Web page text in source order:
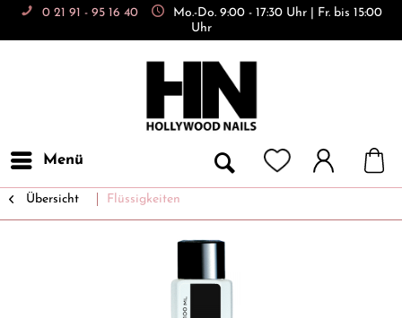
0 21 91 - 95 16 40
Mo.-Do. 9:00 - 17:30 Uhr | Fr. bis 15:00
Uhr
Menü
Übersicht Flüssigkeiten